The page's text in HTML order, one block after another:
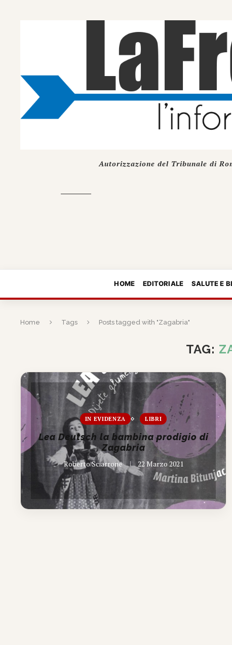
Autorizzazione del Tribunale di
HOME EDITORIALE SALUTE E
Home Tags Posts tagged with "Zagabria"
TAG:
IN EVIDENZA LIBRI
Lea Deutsch la bambina prodigio di
Zagabria
Roberto Sciarrone 22 Marzo 2021